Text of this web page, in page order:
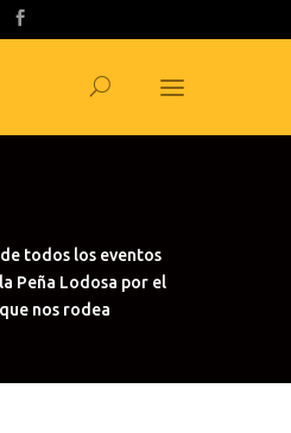
todos los eventos
Peña Lodosa por el
nos rodea